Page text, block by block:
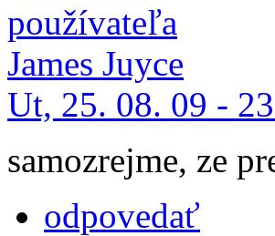
Ut, 25. 08. 09 -
samozrejme, ze
odpovedať